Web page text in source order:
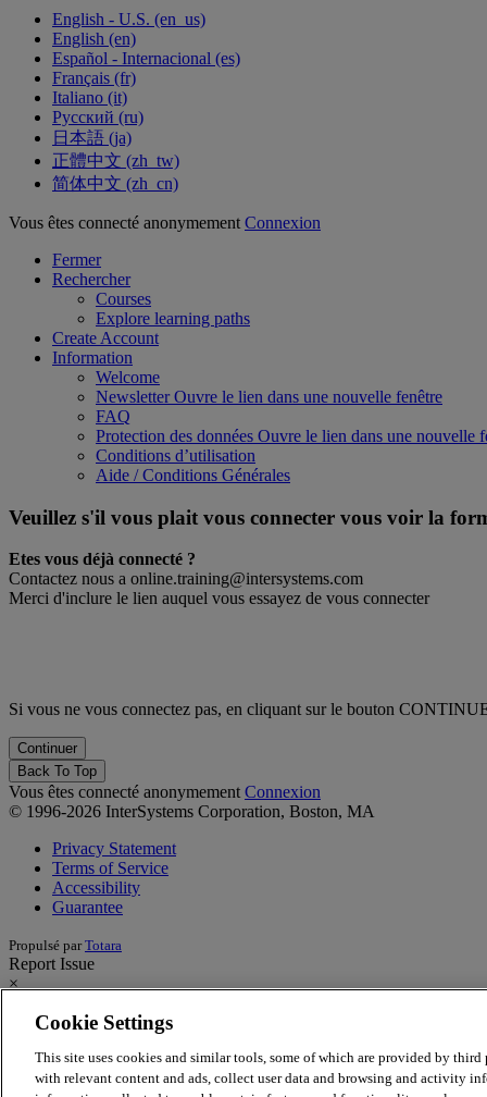
English - U.S. ‎(en_us)‎
English ‎(en)‎
Español - Internacional ‎(es)‎
Français ‎(fr)‎
Italiano ‎(it)‎
Русский ‎(ru)‎
日本語 ‎(ja)‎
正體中文 ‎(zh_tw)‎
简体中文 ‎(zh_cn)‎
Vous êtes connecté anonymement Connexion
Fermer
Rechercher
Courses
Explore learning paths
Create Account
Information
Welcome
NewsletterOuvre le lien dans une nouvelle fenêtre
FAQ
Protection des données Ouvre le lien dans une nouvelle
Conditions d’utilisation
Aide / Conditions Générales
Veuillez s'il vous plait vous connecter vous voir la
Etes vous déjà connecté ?
Contactez nous a online.training@intersystems.com
Merci d'inclure le lien auquel vous essayez de vous connecter
Si vous ne vous connectez pas, en cliquant sur le bouton
Back To Top
Vous êtes connecté anonymement Connexion
© 1996-2026 InterSystems Corporation, Boston, MA
Privacy Statement
Terms of Service
Accessibility
Guarantee
Propulsé parTotara
Report Issue
×
Report Issue/Feedback
Having an issue with the learning site? Want to provide feedback
Cookie Settings
This site uses cookies and similar tools, some of which are provided by third
with relevant content and ads, collect user data and browsing and activity